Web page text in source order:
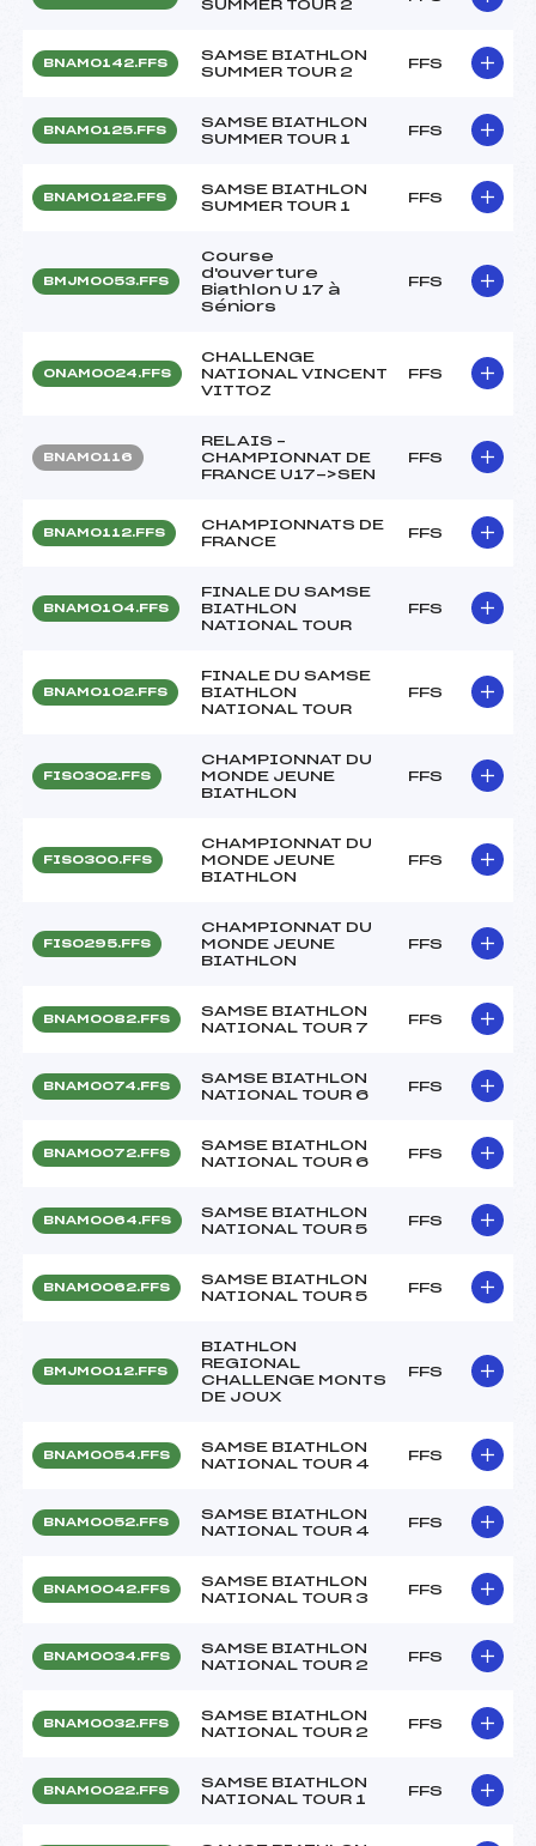
SUMMER TOUR 2
BNAM0142.FFS
SAMSE BIATHLON
SUMMER TOUR 2
FFS
BNAM0125.FFS
SAMSE BIATHLON
SUMMER TOUR 1
FFS
BNAM0122.FFS
SAMSE BIATHLON
SUMMER TOUR 1
FFS
BMJM0053.FFS
Course
d'ouverture
Biathlon U 17 à
Séniors
FFS
ONAM0024.FFS
CHALLENGE
NATIONAL VINCENT
VITTOZ
FFS
BNAM0116
RELAIS –
CHAMPIONNAT DE
FRANCE U17->SEN
FFS
BNAM0112.FFS
CHAMPIONNATS DE
FRANCE
FFS
BNAM0104.FFS
FINALE DU SAMSE
BIATHLON
NATIONAL TOUR
FFS
BNAM0102.FFS
FINALE DU SAMSE
BIATHLON
NATIONAL TOUR
FFS
FIS0302.FFS
CHAMPIONNAT DU
MONDE JEUNE
BIATHLON
FFS
FIS0300.FFS
CHAMPIONNAT DU
MONDE JEUNE
BIATHLON
FFS
FIS0295.FFS
CHAMPIONNAT DU
MONDE JEUNE
BIATHLON
FFS
BNAM0082.FFS
SAMSE BIATHLON
NATIONAL TOUR 7
FFS
BNAM0074.FFS
SAMSE BIATHLON
NATIONAL TOUR 6
FFS
BNAM0072.FFS
SAMSE BIATHLON
NATIONAL TOUR 6
FFS
BNAM0064.FFS
SAMSE BIATHLON
NATIONAL TOUR 5
FFS
BNAM0062.FFS
SAMSE BIATHLON
NATIONAL TOUR 5
FFS
BMJM0012.FFS
BIATHLON
REGIONAL
CHALLENGE MONTS
DE JOUX
FFS
BNAM0054.FFS
SAMSE BIATHLON
NATIONAL TOUR 4
FFS
BNAM0052.FFS
SAMSE BIATHLON
NATIONAL TOUR 4
FFS
BNAM0042.FFS
SAMSE BIATHLON
NATIONAL TOUR 3
FFS
BNAM0034.FFS
SAMSE BIATHLON
NATIONAL TOUR 2
FFS
BNAM0032.FFS
SAMSE BIATHLON
NATIONAL TOUR 2
FFS
BNAM0022.FFS
SAMSE BIATHLON
NATIONAL TOUR 1
FFS